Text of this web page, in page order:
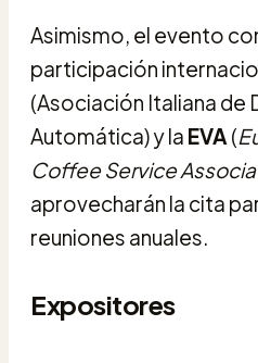
Asimismo, el evento
participación
(Asociación Italiana de
Automática) y la EVA (
Coffee Service
aprovecharán la cita
reuniones anuales.
Expositores